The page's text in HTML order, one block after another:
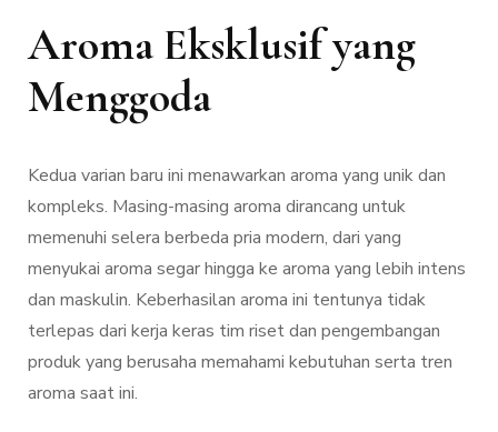
Aroma Eksklusif yang
Menggoda
Kedua varian baru ini menawarkan aroma yang unik dan
kompleks. Masing-masing aroma dirancang untuk
memenuhi selera berbeda pria modern, dari yang
menyukai aroma segar hingga ke aroma yang lebih intens
dan maskulin. Keberhasilan aroma ini tentunya tidak
terlepas dari kerja keras tim riset dan pengembangan
produk yang berusaha memahami kebutuhan serta tren
aroma saat ini.